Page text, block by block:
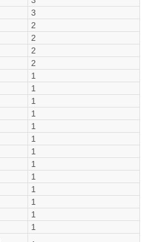
3
2
2
2
2
1
1
1
1
1
1
1
1
1
1
1
1
1